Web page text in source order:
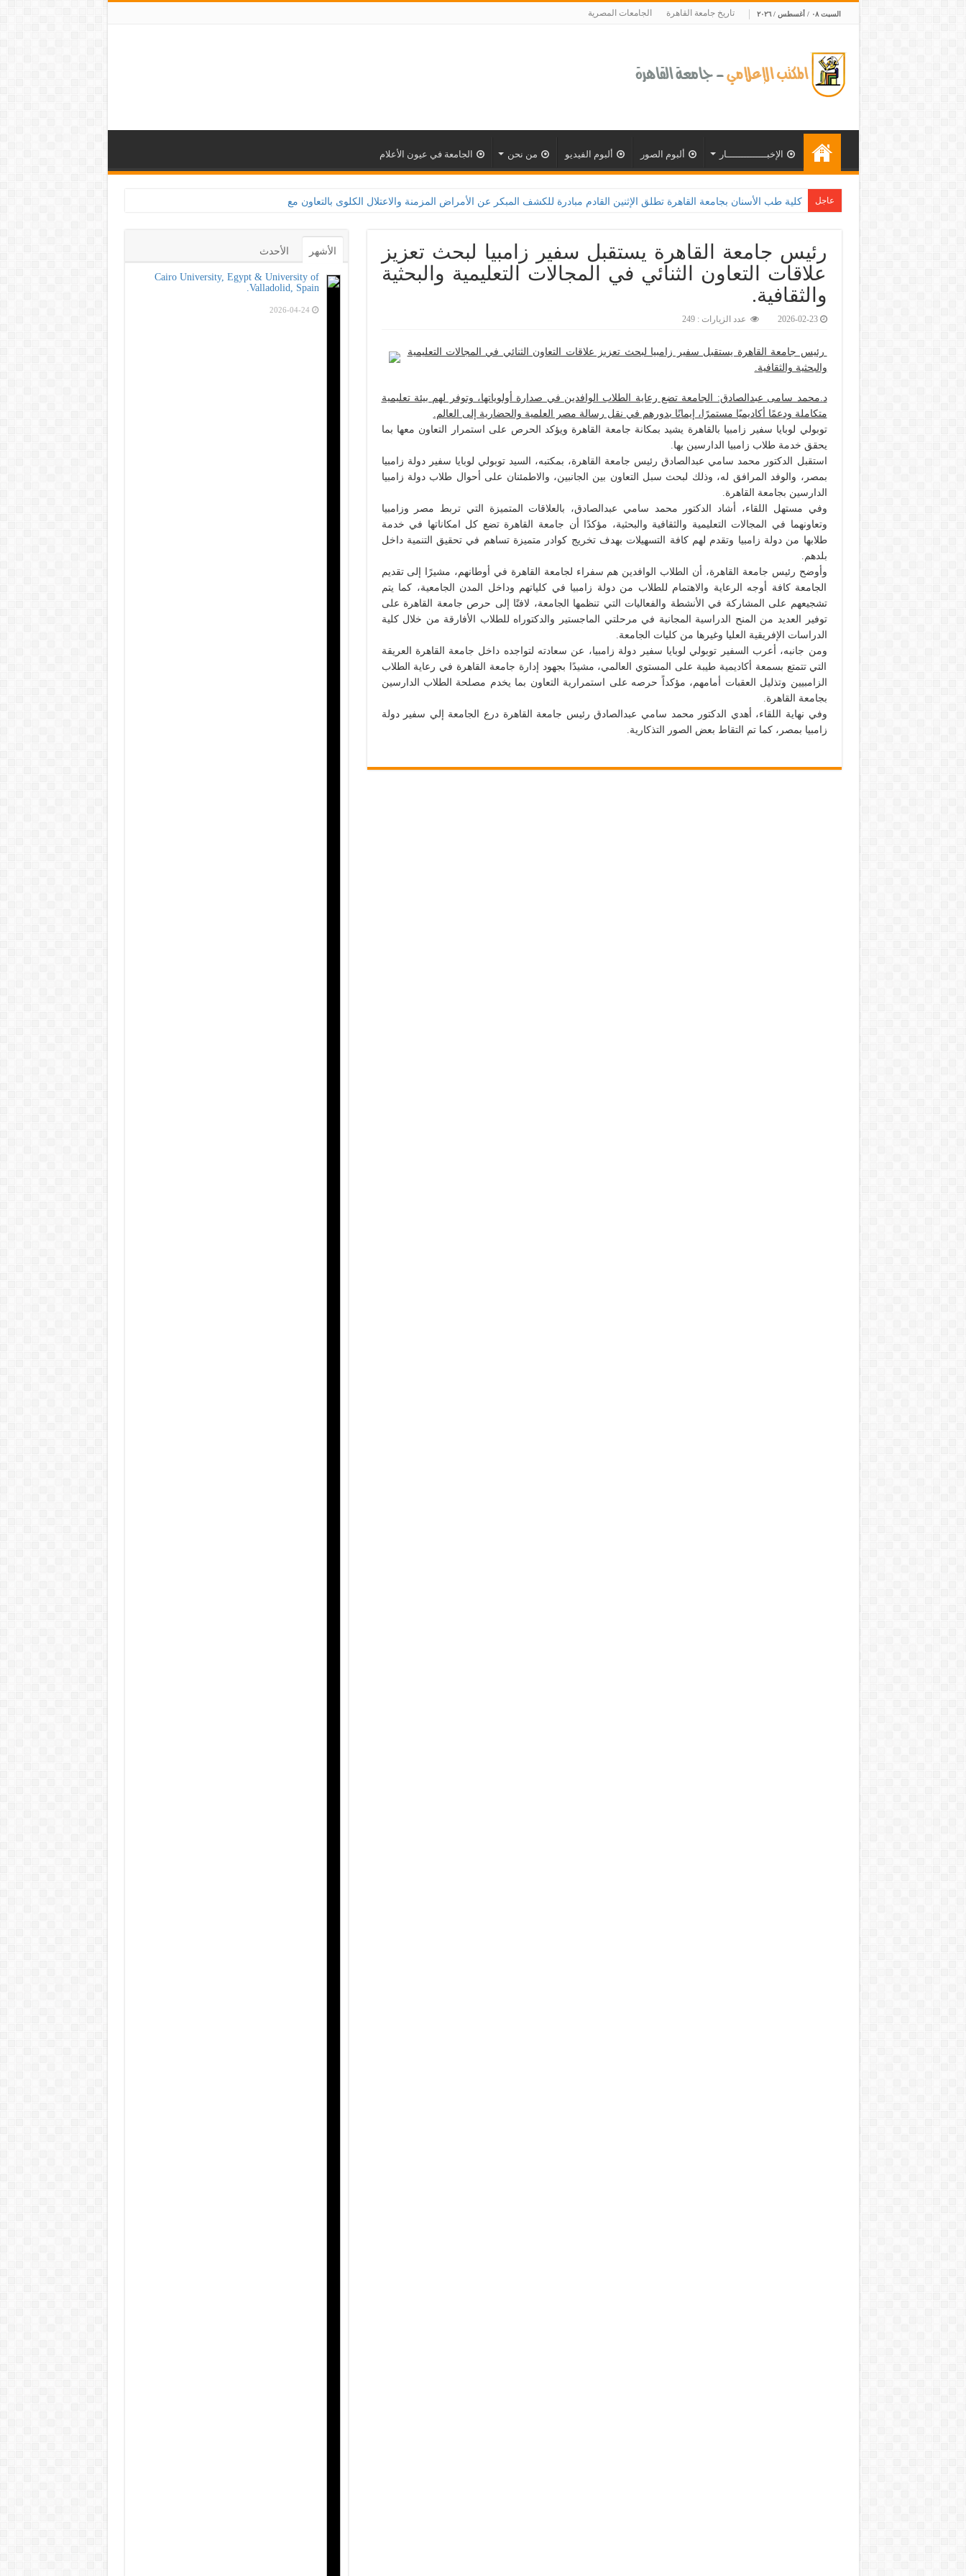
السبت ٠٨ / أغسطس / ٢٠٢٦ تاريخ جامعة القاهرة الجامعات المصرية
الإخبــــــــــــــار ألبوم الصور ألبوم الفيديو من نحن الجامعة في عيون الأعلام
عاجل
رئيس جامعة القاهرة يستقبل سفير زامبيا لبحث تعزيز
علاقات التعاون الثنائي في المجالات التعليمية والبحثية
والثقافية.‎
2026-02-23 عدد الزيارات : 249
رئيس جامعة القاهرة يستقبل سفير زامبيا لبحث تعزيز علاقات التعاون الثنائي في المجالات التعليمية
والبحثية والثقافية.
د.محمد سامى عبدالصادق: الجامعة تضع رعاية الطلاب الوافدين في صدارة أولوياتها، وتوفر لهم بيئة تعليمية
متكاملة ودعمًا أكاديميًا مستمرًا، إيمانًا بدورهم في نقل رسالة مصر العلمية والحضارية إلى العالم.
توبولي لوبايا سفير زامبيا بالقاهرة يشيد بمكانة جامعة القاهرة ويؤكد الحرص على استمرار التعاون معها بما
يحقق خدمة طلاب زامبيا الدارسين بها.
استقبل الدكتور محمد سامي عبدالصادق رئيس جامعة القاهرة، بمكتبه، السيد توبولي لوبايا سفير دولة زامبيا
بمصر، والوفد المرافق له، وذلك لبحث سبل التعاون بين الجانبين، والاطمئنان على أحوال طلاب دولة زامبيا
الدارسين بجامعة القاهرة.
وفي مستهل اللقاء، أشاد الدكتور محمد سامي عبدالصادق، بالعلاقات المتميزة التي تربط مصر وزامبيا
وتعاونهما في المجالات التعليمية والثقافية والبحثية، مؤكدًا أن جامعة القاهرة تضع كل امكاناتها في خدمة
طلابها من دولة زامبيا وتقدم لهم كافة التسهيلات بهدف تخريج كوادر متميزة تساهم في تحقيق التنمية داخل
بلدهم.
وأوضح رئيس جامعة القاهرة، أن الطلاب الوافدين هم سفراء لجامعة القاهرة في أوطانهم، مشيرًا إلى تقديم
الجامعة كافة أوجه الرعاية والاهتمام للطلاب من دولة زامبيا في كلياتهم وداخل المدن الجامعية، كما يتم
تشجيعهم على المشاركة في الأنشطة والفعاليات التي تنظمها الجامعة، لافتًا إلى حرص جامعة القاهرة على
توفير العديد من المنح الدراسية المجانية في مرحلتي الماجستير والدكتوراه للطلاب الأفارقة من خلال كلية
الدراسات الإفريقية العليا وغيرها من كليات الجامعة.
ومن جانبه، أعرب السفير توبولي لوبايا سفير دولة زامبيا، عن سعادته لتواجده داخل جامعة القاهرة العريقة
التي تتمتع بسمعة أكاديمية طيبة على المستوي العالمي، مشيدًا بجهود إدارة جامعة القاهرة في رعاية الطلاب
الزامبيين وتذليل العقبات أمامهم، مؤكداً حرصه على استمرارية التعاون بما يخدم مصلحة الطلاب الدارسين
بجامعة القاهرة.
وفي نهاية اللقاء، أهدي الدكتور محمد سامي عبدالصادق رئيس جامعة القاهرة درع الجامعة إلي سفير دولة
زامبيا بمصر، كما تم التقاط بعض الصور التذكارية.
الأشهر الأحدث
Cairo University, Egypt & University of
Valladolid, Spain.
2026-04-24